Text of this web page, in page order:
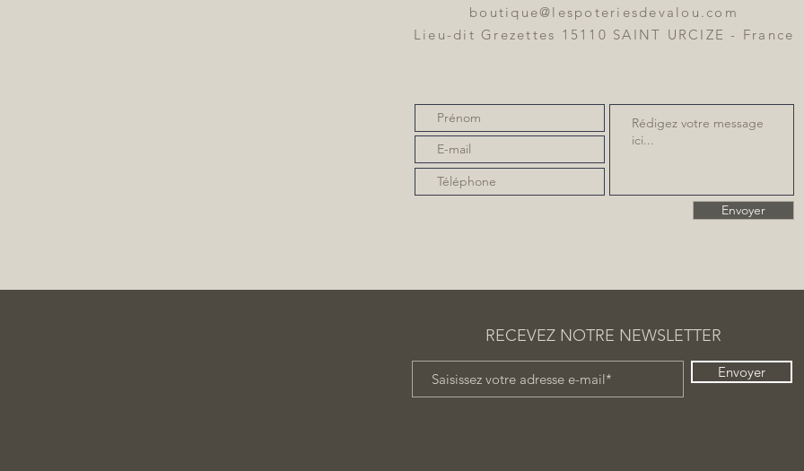
boutique@lespoteriesdevalou.com
Lieu-dit Grezettes 15110 SAINT URCIZE - France
Envoyer
RECEVEZ NOTRE NEWSLETTER
Envoyer